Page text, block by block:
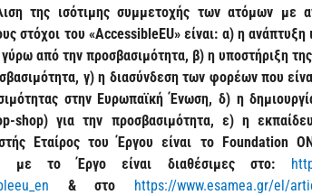
της ισότιμης συμμετοχής των ατόμων με
στόχοι του «AccessibleEU» είναι: α) η
από την προσβασιμότητα, β) η υποστήριξη
γ) η διασύνδεση των φορέων που
στην Ευρωπαϊκή Ένωση, δ) η
-shop) για την προσβασιμότητα, ε) η
Εταίρος του Έργου είναι το Foundation
με το Έργο είναι διαθέσιμες στο:
& στο
https://www.esamea.gr/el/